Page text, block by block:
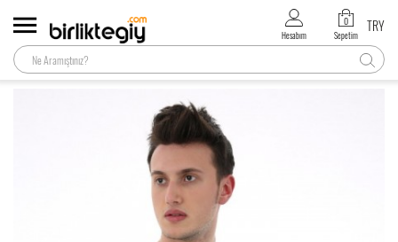
Hesabım
0
Sepetim
TRY